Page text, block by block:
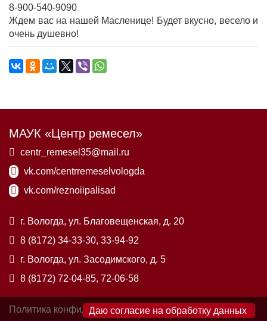
8-900-540-9090
Ждем вас на нашей Масленице! Будет вкусно, весело и
очень душевно!
МАУК «Центр ремесел»
centr_remesel35@mail.ru
vk.com/centrremeselvologda
vk.com/reznoiipalisad
г. Вологда, ул. Благовещенская, д. 20
8 (8172) 34-33-30, 33-94-92
г. Вологда, ул. Засодимского, д. 5
8 (8172) 72-04-85, 72-06-58
Политика конфиденциальности